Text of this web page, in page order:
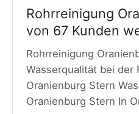
Rohrreinigung
von 67 Kunden
Rohrreinigung
Wasserqualität bei der
Oranienburg Stern
Oranienburg Stern In